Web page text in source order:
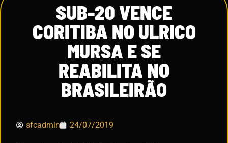
SUB-20 VENCE
CORITIBA NO ULRICO
MURSA E SE
REABILITA NO
BRASILEIRÃO
sfcadmin 24/07/2019